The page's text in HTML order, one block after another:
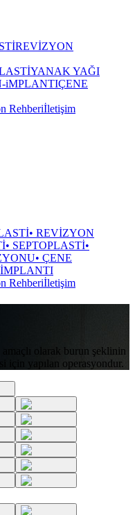
REVİZYON
YANAK YAĞI
iMPLANTIÇENE
Rehberiİletişim
• REVİZYON
• SEPTOPLASTİ•
• ÇENE
Rehberiİletişim
olarak burun şeklinin
için yapılan operasyondur.